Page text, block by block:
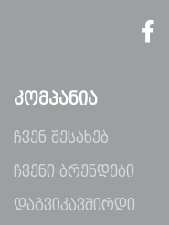
ᲙᲝᲛᲞᲐᲜᲘᲐ
ჩვენ შესახებ
ჩვენი ბრენდები
დაგვიკავშირდი